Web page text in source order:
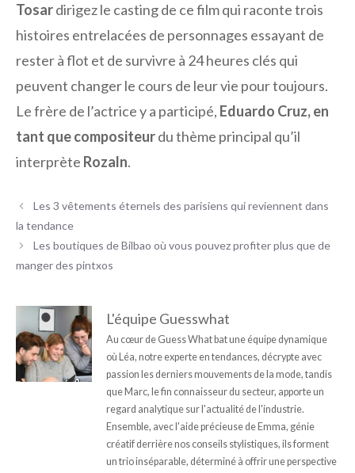
Tosardirigez le casting de ce film qui raconte trois
histoires entrelacées de personnages essayant de
rester à flot et de survivre à 24 heures clés qui
peuvent changer le cours de leur vie pour toujours.
Le frère de l’actrice y a participé, Eduardo Cruz, en
tant que compositeurdu thème principal qu’il
interprète Rozaln.
Les 3 vêtements éternels des parisiens qui reviennent dans
la tendance
Les boutiques de Bilbao où vous pouvez profiter plus que de
manger des pintxos
L'équipe Guesswhat
Au cœur de Guess What bat une équipe dynamique
où Léa, notre experte en tendances, décrypte avec
passion les derniers mouvements de la mode, tandis
que Marc, le fin connaisseur du secteur, apporte un
regard analytique sur l'actualité de l'industrie.
Ensemble, avec l'aide précieuse de Emma, génie
créatif derrière nos conseils stylistiques, ils forment
un trio inséparable, déterminé à offrir une perspective